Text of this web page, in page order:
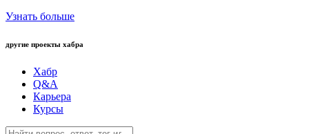
Узнать больше
другие проекты хабра
Хабр
Q&A
Карьера
Курсы